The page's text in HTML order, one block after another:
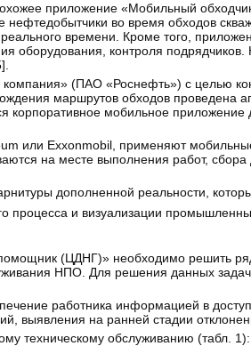
приложение «Мобильный
во время обходов
времени. Кроме того,
оборудования, контроля
].
(ПАО «Роснефть») с целью
маршрутов обходов
корпоративное мобильное
или Exxonmobil, применяют
на месте выполнения работ,
дополненной реальности,
процесса и визуализации
(ЦДНГ)» необходимо решить
НПО. Для решения данных задач
работника информацией в
выявления на ранней стадии
техническому обслуживанию (табл. 1):